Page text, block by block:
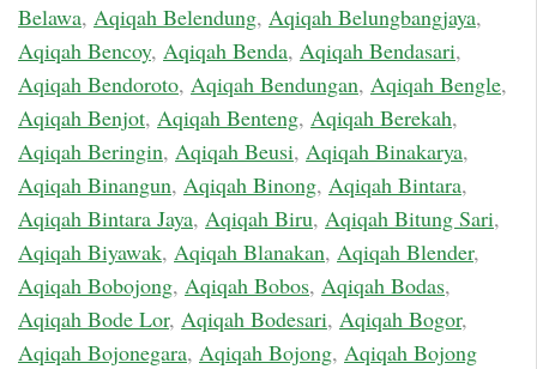
Belawa, Aqiqah Belendung, Aqiqah Belungbangjaya,
Aqiqah Bencoy, Aqiqah Benda, Aqiqah Bendasari,
Aqiqah Bendoroto, Aqiqah Bendungan, Aqiqah Bengle,
Aqiqah Benjot, Aqiqah Benteng, Aqiqah Berekah,
Aqiqah Beringin, Aqiqah Beusi, Aqiqah Binakarya,
Aqiqah Binangun, Aqiqah Binong, Aqiqah Bintara,
Aqiqah Bintara Jaya, Aqiqah Biru, Aqiqah Bitung Sari,
Aqiqah Biyawak, Aqiqah Blanakan, Aqiqah Blender,
Aqiqah Bobojong, Aqiqah Bobos, Aqiqah Bodas,
Aqiqah Bode Lor, Aqiqah Bodesari, Aqiqah Bogor,
Aqiqah Bojonegara, Aqiqah Bojong, Aqiqah Bojong